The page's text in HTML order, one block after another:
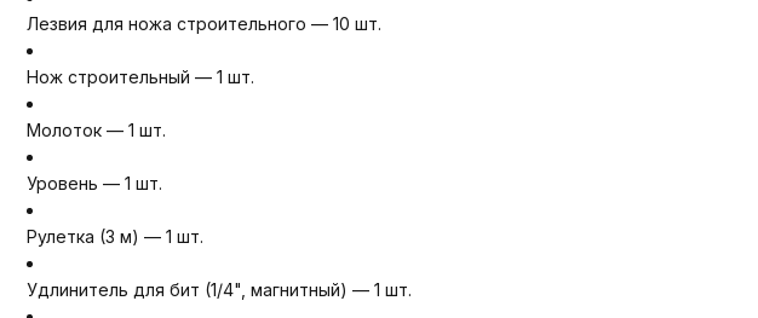
Лезвия для ножа строительного — 10 шт.
Нож строительный — 1 шт.
Молоток — 1 шт.
Уровень — 1 шт.
Рулетка (3 м) — 1 шт.
Удлинитель для бит (1/4", магнитный) — 1 шт.